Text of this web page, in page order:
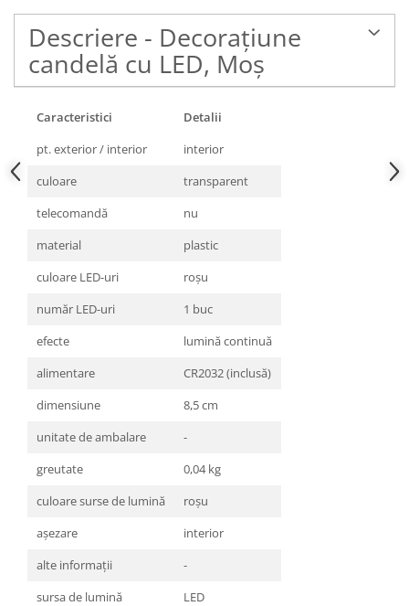
Descriere - Decoraţiune
candelă cu LED, Moş
Caracteristici
Detalii
pt. exterior / interior
interior
culoare
transparent
telecomandă
nu
material
plastic
culoare LED-uri
roşu
număr LED-uri
1 buc
efecte
lumină continuă
alimentare
CR2032 (inclusă)
dimensiune
8,5 cm
unitate de ambalare
-
greutate
0,04 kg
culoare surse de lumină
roşu
aşezare
interior
alte informaţii
-
sursa de lumină
LED